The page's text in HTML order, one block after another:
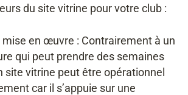
du site vitrine pour votre club :
en œuvre : Contrairement à un
qui peut prendre des semaines
site vitrine peut être opérationnel
car il s’appuie sur une